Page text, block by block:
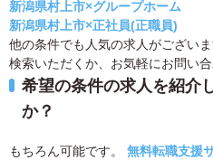
新潟県村上市×グループホーム
新潟県村上市×正社員(正職員)
他の条件でも人気の求人がござい
検索いただくか、お気軽にお問い合
希望の条件の求人を紹介
か？
もちろん可能です。 無料転職支援